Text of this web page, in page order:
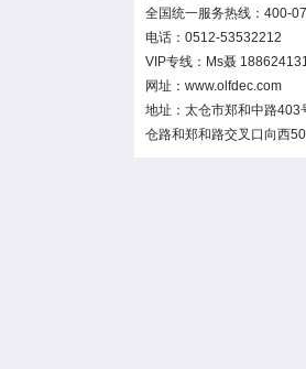
全国统一服务热线：400-
电话：0512-53532212
VIP专线：Ms聂
网址：www.olfdec.com
地址：太仓市郑和中路403
仓路和郑和路交叉口向西50